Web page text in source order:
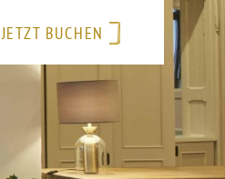
JETZT BUCHEN